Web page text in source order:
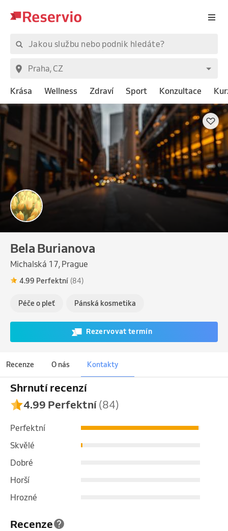
Krása Wellness Zdraví Sport Konzultace
Bela Burianova
Michalská 17, Prague
4.99 Perfektní (84)
Péče o pleť Pánská kosmetika
Rezervovat termín
Recenze O nás Kontakty
Recenze
Shrnutí recenzí
4.99 Perfektní(84)
Perfektní
Skvělé
Dobré
Horší
Hrozné